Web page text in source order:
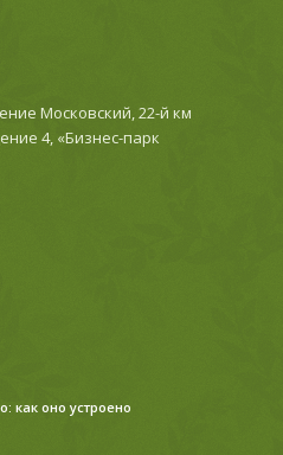
Московский, 22-й км
4, «Бизнес-парк
как оно устроено